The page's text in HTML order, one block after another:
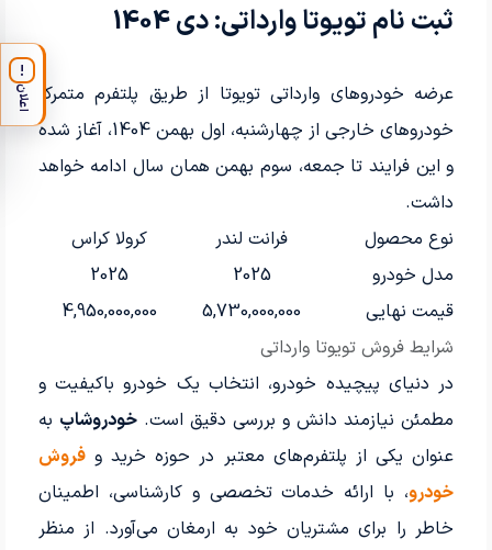
ثبت نام تویوتا وارداتی: دی 1404
عرضه خودروهای وارداتی تویوتا از طریق پلتفرم متمرکز
خودروهای خارجی از چهارشنبه، اول بهمن 1404، آغاز شده
و این فرایند تا جمعه، سوم بهمن همان سال ادامه خواهد
داشت.
شرایط فروش تویوتا وارداتی
نوع محصول فرانت لندر
کرولا کراس
مدل خودرو
2025
2025
قیمت نهایی
5,730,000,000
4,950,000,000
در دنیای پیچیده خودرو، انتخاب یک خودرو باکیفیت و
مطمئن نیازمند دانش و بررسی دقیق است.خودروشاپ به
عنوان یکی از پلتفرم‌های معتبر در حوزه خرید وفروش
خودرو، با ارائه خدمات تخصصی و کارشناسی، اطمینان
خاطر را برای مشتریان خود به ارمغان می‌آورد. از منظر
!
اعلان